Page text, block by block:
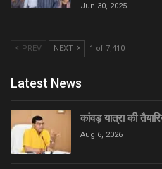
Jun 30, 2025
PREV NEXT 1 of 7,410
Latest News
कांवड़ यात्रा की
Aug 6, 2026